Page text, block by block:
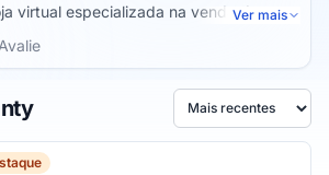
virtual especializada na venda de
acompanha a moda para oferecer
comprar acessórios diversos como
pulseiras, braceletes e outros que
o visual.
Ver mais
de 1 a 5 estrelas
Avalie
Ordenar por